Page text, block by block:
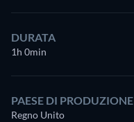
DURATA
1h 0min
PAESE DI PRODUZIONE
Regno Unito